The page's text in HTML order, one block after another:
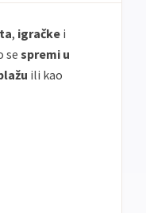
, igračke i
se spremi u
ili kao